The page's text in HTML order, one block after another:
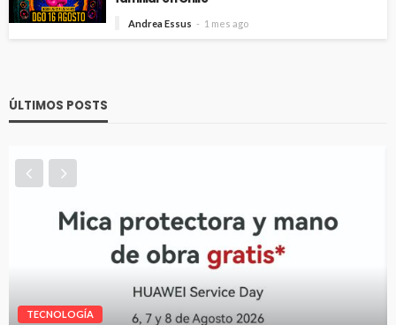
Andrea Essus 1 mes ago
ÚLTIMOS POSTS